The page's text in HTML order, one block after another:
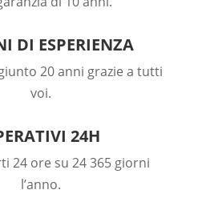
DI ESPERIENZA
20 anni grazie a tutti
voi.
24H
24 ore su 24 365 giorni
l’anno.